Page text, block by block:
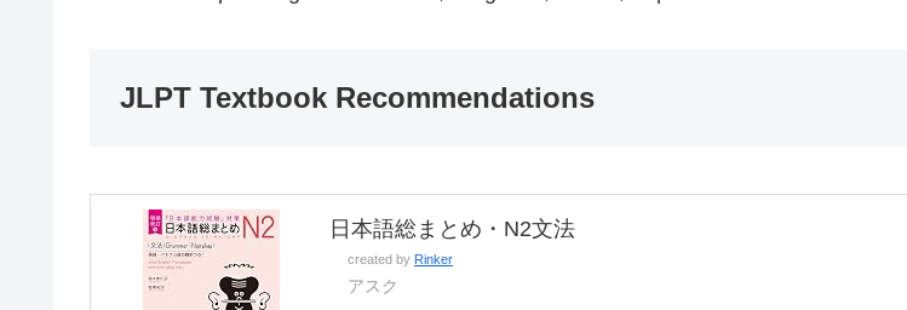
JLPT Textbook Recommendations
日本語総まとめ・N2文法
created by Rinker
アスク